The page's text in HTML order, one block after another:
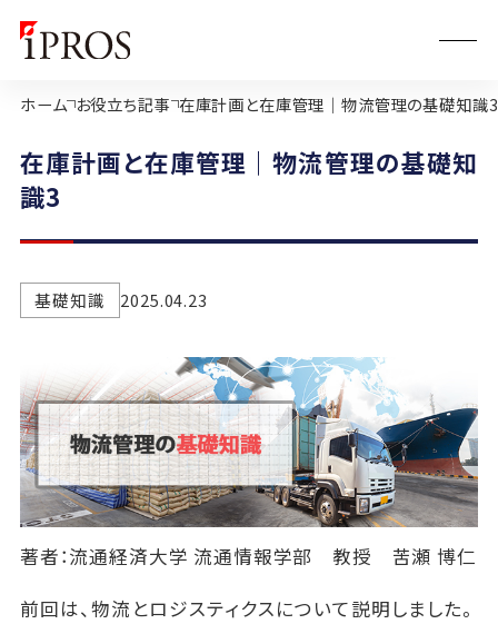
ホーム お役立ち記事 在庫計画と在庫管理｜物流管理の基礎知識3
在庫計画と在庫管理｜物流管理の基礎知
識3
基礎知識 2025.04.23
著者：流通経済大学 流通情報学部 教授 苦瀬 博仁
前回は、物流とロジスティクスについて説明しました。